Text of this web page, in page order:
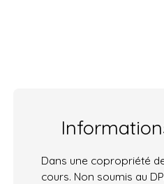
Dans une copropriété
cours. Non soumis au